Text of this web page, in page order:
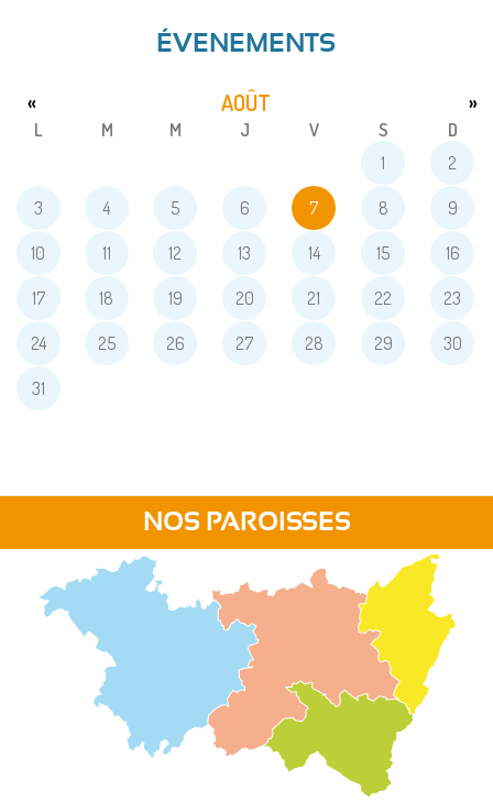
ÉVENEMENTS
AOÛT
« »
L M M J V S
D
1
2
3 4 5 6 7 8 9
10 11 12 13 14 15 16
17 18 19 20 21 22 23
24 25 26 27 28 29 30
31
NOS PAROISSES